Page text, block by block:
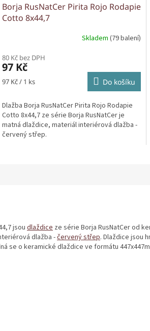
Borja RusNatCer Pirita Rojo Rodapie
Cotto 8x44,7
Skladem (79 balení)
80 Kč bez DPH
97 Kč
Měrná
97 Kč / 1 ks Do košíku
Dlažba Borja RusNatCer Pirita Rojo Rodapie
Cotto 8x44,7 ze série Borja RusNatCer je
matná dlaždice, materiál interiérová dlažba -
červený střep.
jsou dlaždice ze série Borja RusNatCer od
dlažba -červený střep. Dlaždice jsou
se o keramické dlaždice ve formátu